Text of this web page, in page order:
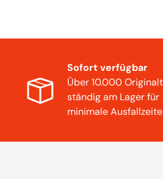
Sofort verfügbar
Über 10.000
ständig am Lager für
minimale